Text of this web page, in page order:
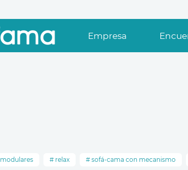
Empresa
modulares relax sofá-cama con mecanismo